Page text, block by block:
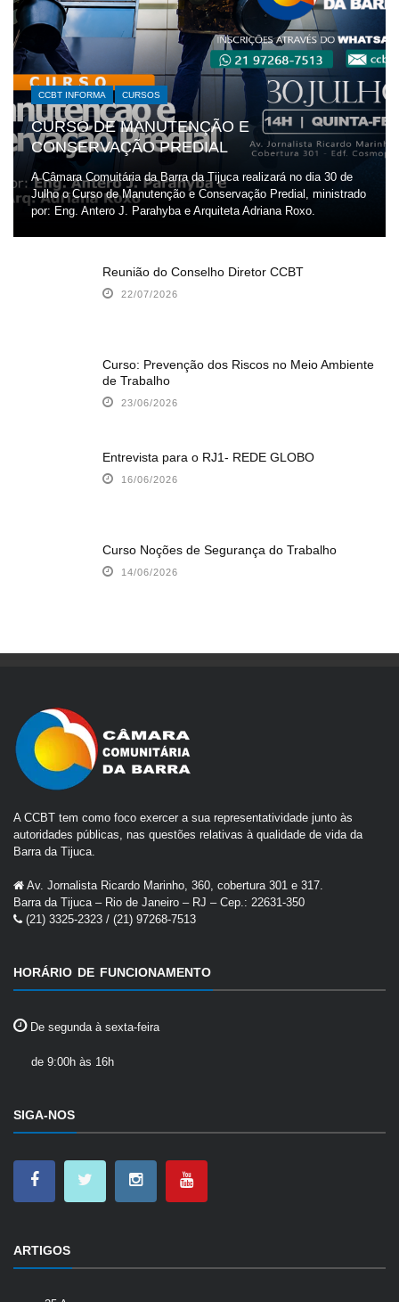
CCBT INFORMA CURSOS
CURSO DE MANUTENÇÃO E
CONSERVAÇÃO PREDIAL
A Câmara Comuitária da Barra da Tijuca realizará no dia 30 de
Julho o Curso de Manutenção e Conservação Predial, ministrado
por: Eng. Antero J. Parahyba e Arquiteta Adriana Roxo.
Reunião do Conselho Diretor CCBT
22/07/2026
Curso: Prevenção dos Riscos no Meio Ambiente
de Trabalho
23/06/2026
Entrevista para o RJ1- REDE GLOBO
16/06/2026
Curso Noções de Segurança do Trabalho
14/06/2026
A CCBT tem como foco exercer a sua representatividade junto às
autoridades públicas, nas questões relativas à qualidade de vida da
Barra da Tijuca.
Av. Jornalista Ricardo Marinho, 360, cobertura 301 e 317.
Barra da Tijuca – Rio de Janeiro – RJ – Cep.: 22631-350
(21) 3325-2323 / (21) 97268-7513
HORÁRIO DE FUNCIONAMENTO
De segunda à sexta-feira
de 9:00h às 16h
SIGA-NOS
ARTIGOS